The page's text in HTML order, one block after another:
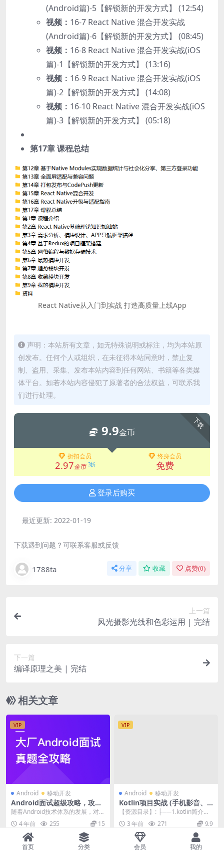
(Android篇)-5【解锁新的开发方式】 (12:54)
视频： 16-7 React Native 混合开发实战
(Android篇)-6【解锁新的开发方式】 (08:45)
视频： 16-8 React Native 混合开发实战(iOS
篇)-1【解锁新的开发方式】 (13:16)
视频： 16-9 React Native 混合开发实战(iOS
篇)-2【解锁新的开发方式】 (14:08)
视频： 16-10 React Native 混合开发实战(iOS
篇)-3【解锁新的开发方式】 (05:18)
第17章 课程总结
React Native从入门到实战 打造高质量上线App
声明：本站所有文章，如无特殊说明或标注，均为本站原
创发布。任何个人或组织，在未征得本站同意时，禁止复
制、盗用、采集、发布本站内容到任何网站、书籍等各类媒
体平台。如若本站内容侵犯了原著者的合法权益，可联系我
们进行处理。
下载
9.9金币
折扣会员
2.97金币 3折
终身会员
免费
登录后购买
最近更新: 2022-01-19
下载遇到问题？可联系客服或反馈
1788ta 分享 收藏 点赞(0)
上一篇
风光摄影光线和色彩运用 | 完结
下一篇
编译原理之美 | 完结
相关文章
VIP
Android 移动开发
Android面试超级攻略，攻破
技术疑难及面试痛点 | 完结
随着Android技术体系的发展，对移
动端开发人员需求也在求新求变。
本课程由大厂...
4 年前 255 15
VIP
Android 移动开发
Kotlin项目实战 (手机影音、
黑马外卖等)
【资源目录】: ├──1.kotlin简介和
学习方法.rar 73.73M ├...
3 年前 271 9.9
首页 分类 会员 我的